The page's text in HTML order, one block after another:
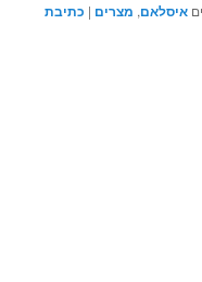
איסלאם, מצרים | כתיבת